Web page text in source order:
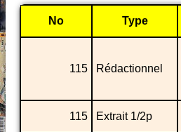
No Type
115 Rédactionnel
115 Extrait 1/2p